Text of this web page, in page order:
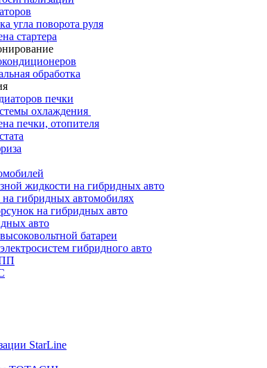
угла поворота руля
стартера
обработка
печки
охлаждения
печки, отопителя
жидкости на гибридных авто
гибридных автомобилях
на гибридных авто
авто
батареи
гибридного авто
StarLine